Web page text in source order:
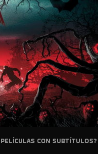
PELÍCULAS CON SUBTÍTULOS?